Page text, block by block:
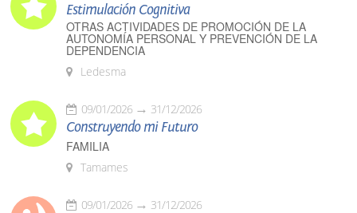
Estimulación Cognitiva
OTRAS ACTIVIDADES DE PROMOCIÓN DE LA
AUTONOMÍA PERSONAL Y PREVENCIÓN DE LA
DEPENDENCIA
Ledesma
09/01/2026 31/12/2026
Construyendo mi Futuro
FAMILIA
Tamames
09/01/2026 31/12/2026